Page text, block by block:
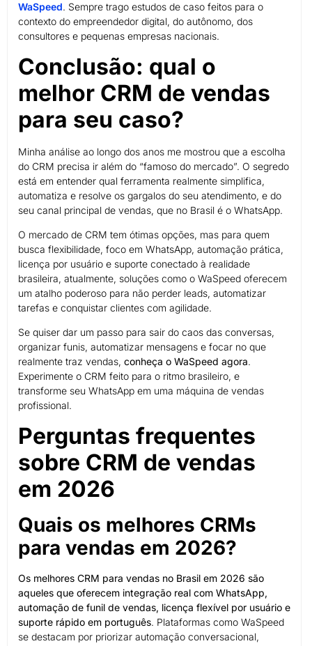
WaSpeed. Sempre trago estudos de caso feitos para o
contexto do empreendedor digital, do autônomo, dos
consultores e pequenas empresas nacionais.
Conclusão: qual o
melhor CRM de vendas
para seu caso?
Minha análise ao longo dos anos me mostrou que a escolha
do CRM precisa ir além do “famoso do mercado”. O segredo
está em entender qual ferramenta realmente simplifica,
automatiza e resolve os gargalos do seu atendimento, e do
seu canal principal de vendas, que no Brasil é o WhatsApp.
O mercado de CRM tem ótimas opções, mas para quem
busca flexibilidade, foco em WhatsApp, automação prática,
licença por usuário e suporte conectado à realidade
brasileira, atualmente, soluções como o WaSpeed oferecem
um atalho poderoso para não perder leads, automatizar
tarefas e conquistar clientes com agilidade.
Se quiser dar um passo para sair do caos das conversas,
organizar funis, automatizar mensagens e focar no que
realmente traz vendas, conheça o WaSpeed agora.
Experimente o CRM feito para o ritmo brasileiro, e
transforme seu WhatsApp em uma máquina de vendas
profissional.
Perguntas frequentes
sobre CRM de vendas
em 2026
Quais os melhores CRMs
para vendas em 2026?
Os melhores CRM para vendas no Brasil em 2026 são
aqueles que oferecem integração real com WhatsApp,
automação de funil de vendas, licença flexível por usuário e
suporte rápido em português. Plataformas como WaSpeed
se destacam por priorizar automação conversacional,